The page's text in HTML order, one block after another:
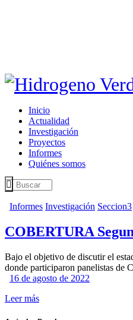
Inicio
Actualidad
Investigación
Proyectos
Informes
Quiénes somos
Informes Investigación Seccion3
COBERTURA
Bajo el objetivo de discutir el
donde participaron panelistas de
16 de agosto de 2022
Leer más